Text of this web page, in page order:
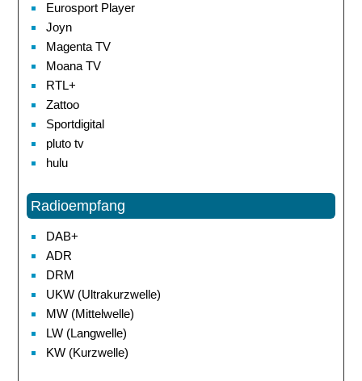
Eurosport Player
Joyn
Magenta TV
Moana TV
RTL+
Zattoo
Sportdigital
pluto tv
hulu
Radioempfang
DAB+
ADR
DRM
UKW (Ultrakurzwelle)
MW (Mittelwelle)
LW (Langwelle)
KW (Kurzwelle)